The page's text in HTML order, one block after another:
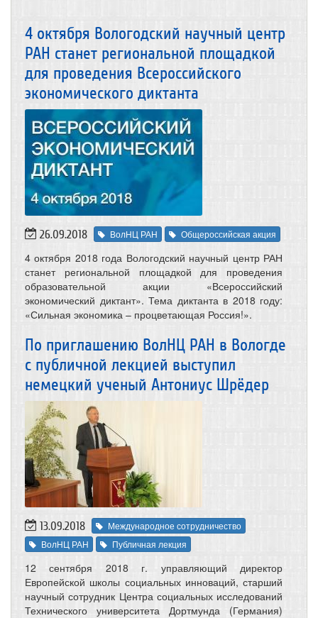
4 октября Вологодский научный центр
РАН станет региональной площадкой
для проведения Всероссийского
экономического диктанта
26.09.2018 ВолНЦ РАН Общероссийская акция
4 октября 2018 года Вологодский научный центр РАН
станет региональной площадкой для проведения
образовательной акции «Всероссийский
экономический диктант». Тема диктанта в 2018 году:
«Сильная экономика – процветающая Россия!».
По приглашению ВолНЦ РАН в Вологде
с публичной лекцией выступил
немецкий ученый Антониус Шрёдер
13.09.2018
Международное сотрудничество
ВолНЦ РАН
Публичная лекция
12 сентября 2018 г. управляющий директор
Европейской школы социальных инноваций, старший
научный сотрудник Центра социальных исследований
Технического университета Дортмунда (Германия)